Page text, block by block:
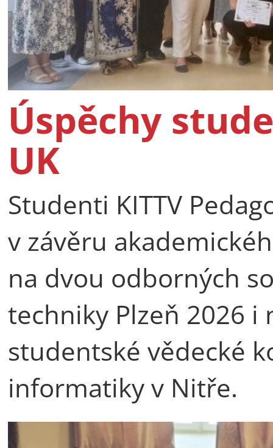
Úspěchy
UK
Studenti KITTV
v závěru
na dvou odborných
techniky Plzeň 2026 i
studentské vědecké
informatiky v Nitře.